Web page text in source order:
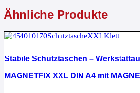
Ähnliche Produkte
Stabile Schutztaschen –
MAGNETFIX XXL DIN A4 mit